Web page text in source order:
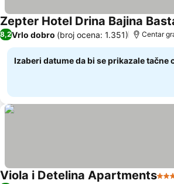
Zepter Hotel Drina Bajina
8,2Vrlo dobro (broj ocena: 1.351) Centar
Izaberi datume da bi se prikazale tačne
Viola i Detelina Apartments4